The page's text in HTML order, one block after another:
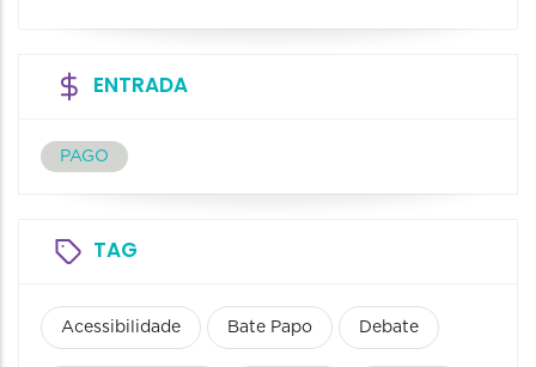
ENTRADA
PAGO
TAG
Acessibilidade Bate Papo Debate